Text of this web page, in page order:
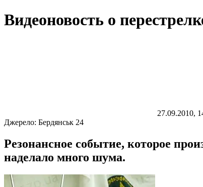
Видеоновость о
27.09.2010,
Джерело: Бердянськ 24
Резонансное событие, которое
наделало много шума.